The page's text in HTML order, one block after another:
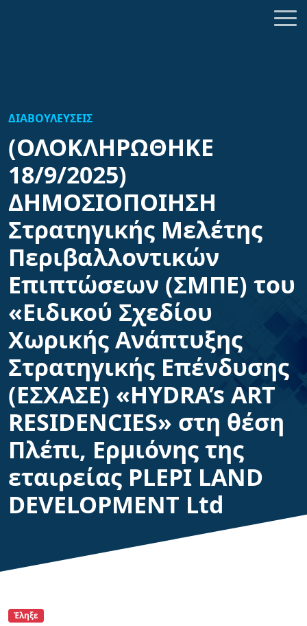
ΔΙΑΒΟΥΛΕΥΣΕΙΣ
(ΟΛΟΚΛΗΡΩΘΗΚΕ
18/9/2025)
ΔΗΜΟΣΙΟΠΟΙΗΣΗ
Στρατηγικής Μελέτης
Περιβαλλοντικών
Επιπτώσεων (ΣΜΠΕ) του
«Ειδικού Σχεδίου
Χωρικής Ανάπτυξης
Στρατηγικής Επένδυσης
(ΕΣΧΑΣΕ) «HYDRA’s ART
RESIDENCIES» στη θέση
Πλέπι, Ερμιόνης της
εταιρείας PLEPI LAND
DEVELOPMENT Ltd
Έληξε